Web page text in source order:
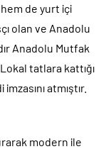
hem de yurt içi
olan ve Anadolu
Anadolu Mutfak
tatlara kattığı
atmıştır.
modern ile